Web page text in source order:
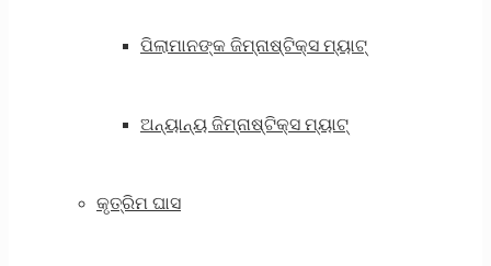
ପିଲାମାନଙ୍କ ଜିମ୍ନାଷ୍ଟିକ୍ସ ମ୍ୟାଟ୍
ଅନ୍ୟାନ୍ୟ ଜିମ୍ନାଷ୍ଟିକ୍ସ ମ୍ୟାଟ୍
କୃତ୍ରିମ ଘାସ